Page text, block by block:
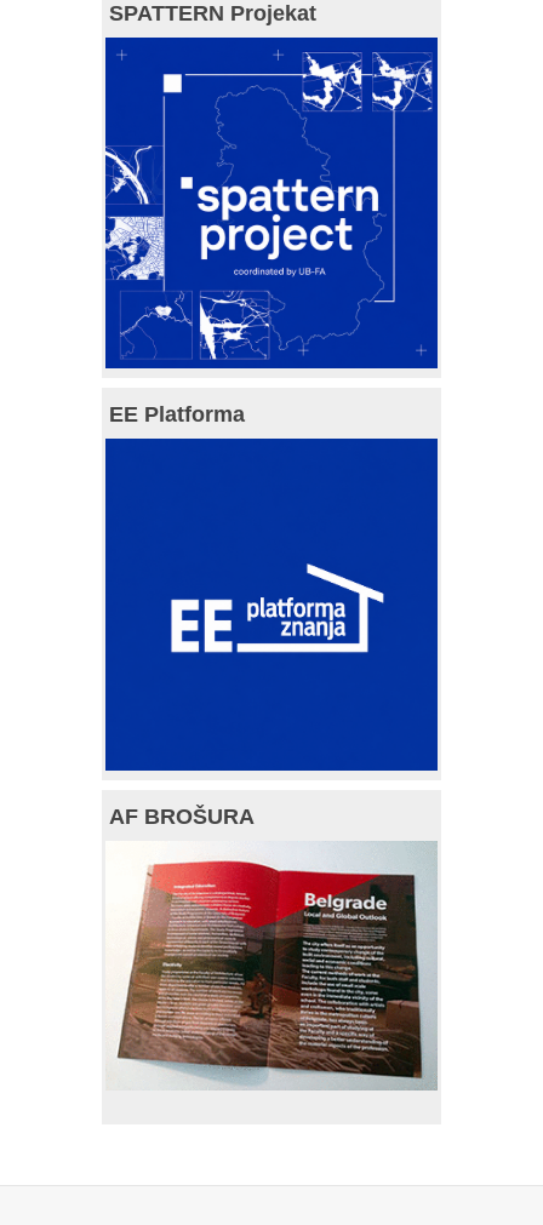
SPATTERN Projekat
EE Platforma
AF BROŠURA